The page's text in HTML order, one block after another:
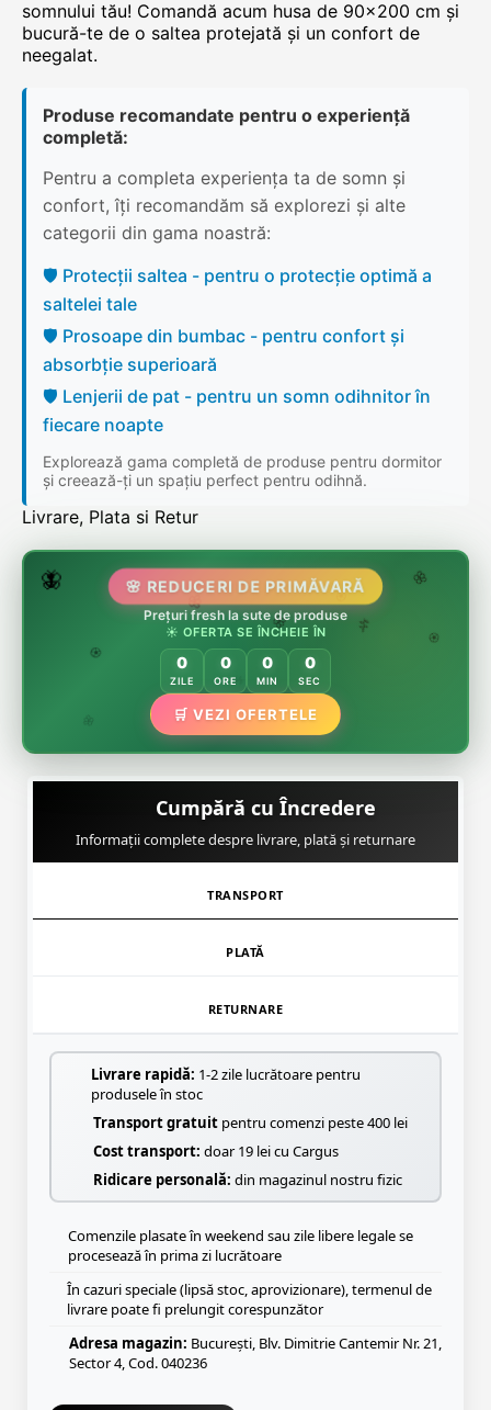
somnului tău! Comandă acum husa de 90x200 cm și
bucură-te de o saltea protejată și un confort de
neegalat.
Produse recomandate pentru o experiență
completă:
Pentru a completa experiența ta de somn și
confort, îți recomandăm să explorezi și alte
categorii din gama noastră:
🛡️ Protecții saltea - pentru o protecție optimă a
saltelei tale
🛡️ Prosoape din bumbac - pentru confort și
absorbție superioară
🛡️ Lenjerii de pat - pentru un somn odihnitor în
fiecare noapte
Explorează gama completă de produse pentru dormitor
și creează-ți un spațiu perfect pentru odihnă.
Livrare, Plata si Retur
🌸
🌸
🌿
🌸
🏵️
🌷
🦋 🌸 REDUCERI DE PRIMĂVARĂ
Prețuri fresh la sute de produse
☀️ OFERTA SE ÎNCHEIE ÎN
0
ZILE
0
ORE
0
MIN
0
SEC
🛒 VEZI OFERTELE
Cumpără cu Încredere
Informații complete despre livrare, plată și returnare
TRANSPORT
PLATĂ
RETURNARE
Livrare rapidă: 1-2 zile lucrătoare pentru
produsele în stoc
Transport gratuit pentru comenzi peste 400 lei
Cost transport: doar 19 lei cu Cargus
Ridicare personală: din magazinul nostru fizic
Comenzile plasate în weekend sau zile libere legale se
procesează în prima zi lucrătoare
În cazuri speciale (lipsă stoc, aprovizionare), termenul de
livrare poate fi prelungit corespunzător
Adresa magazin: București, Blv. Dimitrie Cantemir Nr. 21,
Sector 4, Cod. 040236